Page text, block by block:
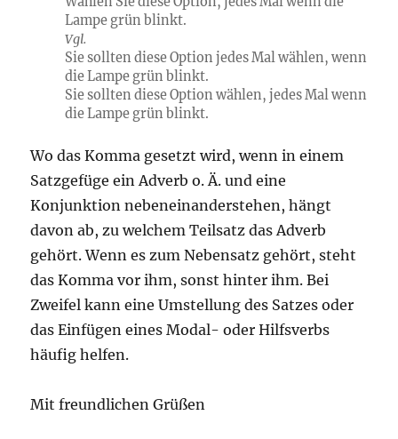
Lampe grün blinkt.
Vgl.
Sie sollten diese Option jedes Malwählen, wenn
die Lampe grün blinkt.
Sie sollten diese Option wählen, jedes Mal wenn
die Lampe grün blinkt.
Wo das Komma gesetzt wird, wenn in einem
Satzgefüge ein Adverb o. Ä. und eine
Konjunktion nebeneinanderstehen, hängt
davon ab, zu welchem Teilsatz das Adverb
gehört. Wenn es zum Nebensatz gehört, steht
das Komma vor ihm, sonst hinter ihm. Bei
Zweifel kann eine Umstellung des Satzes oder
das Einfügen eines Modal- oder Hilfsverbs
häufig helfen.
Mit freundlichen Grüßen